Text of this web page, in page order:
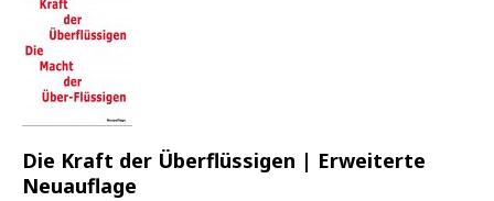
Die Kraft der Überflüssigen | Erweiterte
Neuauflage